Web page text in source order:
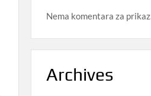
Nema komentara za prikaz.
Archives